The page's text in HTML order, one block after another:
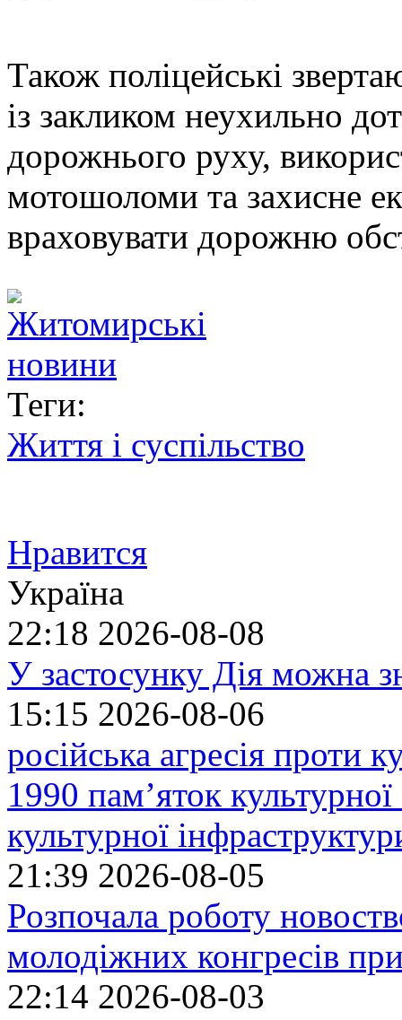
Також поліцейські
із закликом неухильно
дорожнього руху,
мотошоломи та захисне
враховувати дорожню
Теги:
Життя і суспільство
Нравится
Україна
22:18 2026-08-08
У застосунку Дія можна
15:15 2026-08-06
російська агресія проти
1990 пам’яток
культурної
21:39 2026-08-05
Розпочала роботу
молодіжних конгресів
22:14 2026-08-03